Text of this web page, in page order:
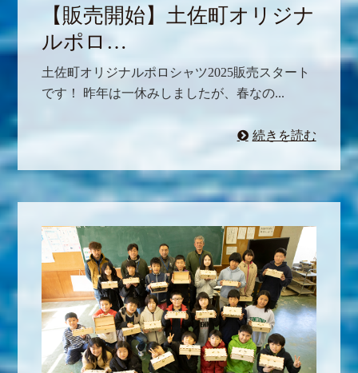
【販売開始】土佐町オリジナ
ルポロ…
土佐町オリジナルポロシャツ2025販売スタート
です！ 昨年は一休みしましたが、春なの...
続きを読む